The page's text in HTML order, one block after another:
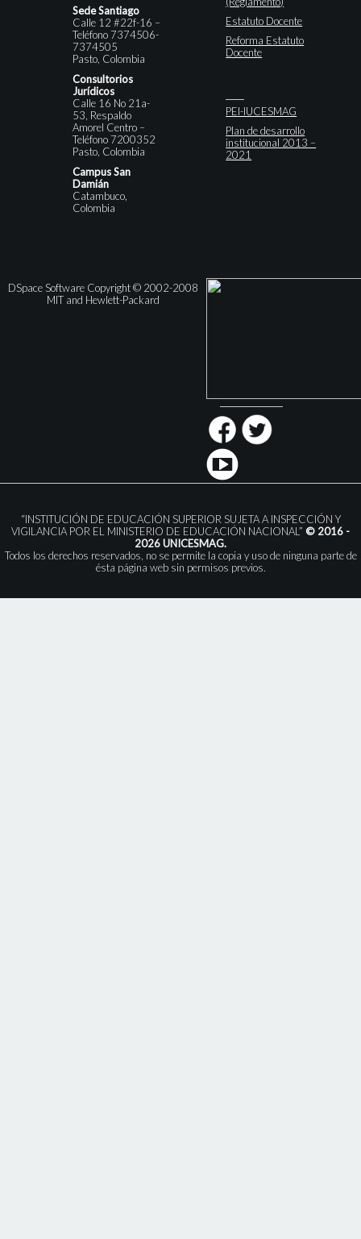
Sede Santiago
Calle 12 #22f-16 –
Teléfono 7374506-
7374505
Pasto, Colombia
Consultorios
Jurídicos
Calle 16 No 21a-
53, Respaldo
Amorel Centro –
Teléfono 7200352
Pasto, Colombia
Campus San
Damián
Catambuco,
Colombia
Estatuto Docente
Reforma Estatuto
Docente
PEI-IUCESMAG
Plan de desarrollo
institucional 2013 –
2021
DSpace Software Copyright © 2002-2008
MIT and Hewlett-Packard
“INSTITUCIÓN DE EDUCACIÓN SUPERIOR SUJETA A INSPECCIÓN Y
VIGILANCIA POR EL MINISTERIO DE EDUCACIÓN NACIONAL” © 2016 -
2026 UNICESMAG.
Todos los derechos reservados, no se permite la copia y uso de ninguna parte de
ésta página web sin permisos previos.